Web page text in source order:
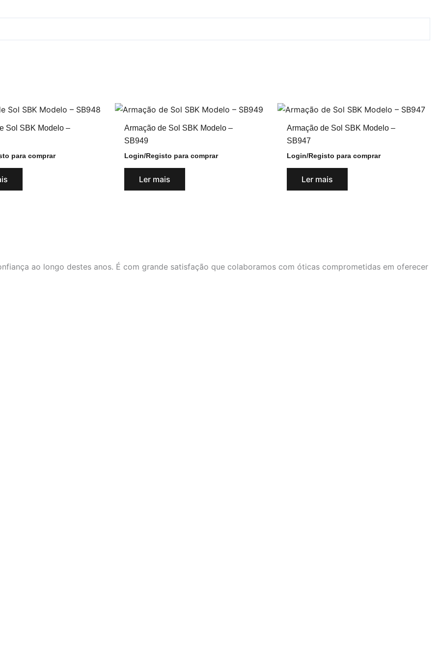
Sol SBK Modelo –
para comprar
Armação de Sol SBK Modelo –
SB949
Login/Registo para comprar
Ler mais
Armação de Sol SBK Modelo –
SB947
Login/Registo para comprar
Ler mais
ao longo destes anos. É com grande satisfação que colaboramos com óticas comprometidas em oferecer